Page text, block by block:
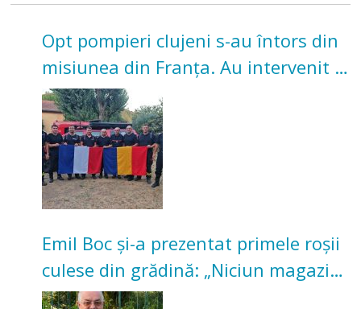
Opt pompieri clujeni s-au întors din
misiunea din Franța. Au intervenit la
incendii de vegetație și pădure
Emil Boc și-a prezentat primele roșii
culese din grădină: „Niciun magazin
nu poate oferi această satisfacție”